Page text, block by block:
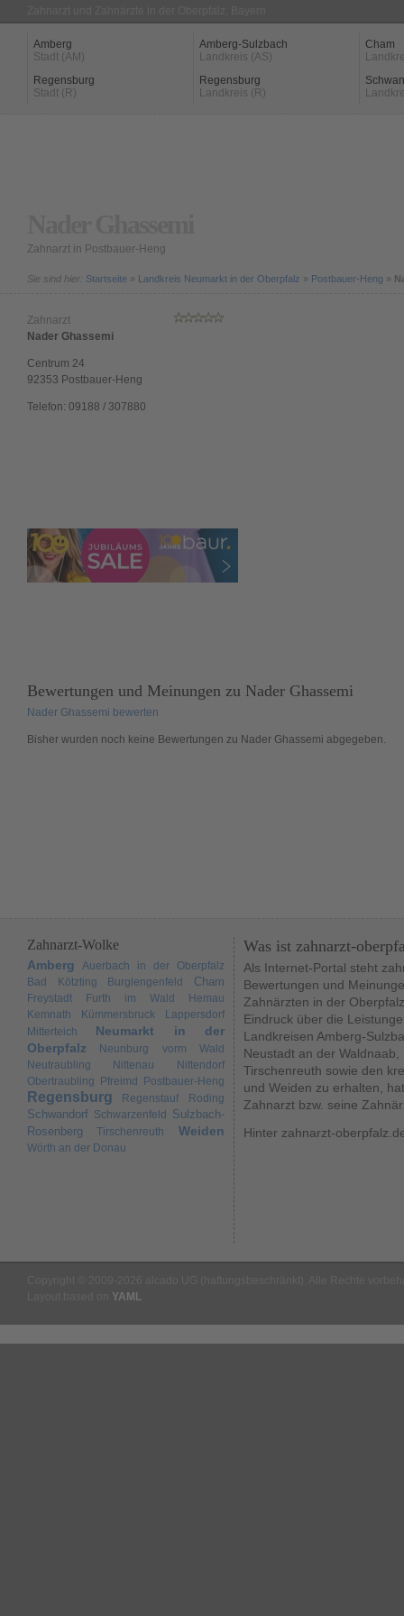
Amberg
Stadt (AM)
Amberg-Sulzbach
Landkreis (AS)
Cham
Regensburg
Stadt (R)
Regensburg
Landkreis (R)
Zahnarzt in Postbauer-Heng
Sie sind hier: Startseite » Landkreis Neumarkt in der Oberpfalz » Postbauer-Heng »
Zahnarzt
Nader Ghassemi
Centrum 24
92353 Postbauer-Heng
Telefon: 09188 / 307880
Bewertungen und Meinungen zu Nader Ghassemi
Nader Ghassemi bewerten
Bisher wurden noch keine Bewertungen zu Nader Ghassemi abgegeben.
Zahnarzt-Wolke
Amberg
Auerbach in der Oberpfalz
Bad Kötzting
Burglengenfeld Cham
Freystadt Furth im Wald
Hemau
Kemnath
Kümmersbruck
Lappersdorf
Mitterteich
Neumarkt in der
Oberpfalz
Neunburg vorm Wald
Neutraubling
Nittenau
Nittendorf
Obertraubling
Pfreimd Postbauer-Heng
Regensburg Regenstauf Roding
Schwandorf Schwarzenfeld
Sulzbach-
Rosenberg
Tirschenreuth Weiden
Wörth an der Donau
Was ist zahnarzt-
Als Internet-Portal steht
Bewertungen und
Zahnärzten in der
Eindruck über die
Landkreisen Amberg-
Neustadt an der
Tirschenreuth sowie den
und Weiden zu erhalten,
Zahnarzt bzw. seine
Hinter zahnarzt-
YAML